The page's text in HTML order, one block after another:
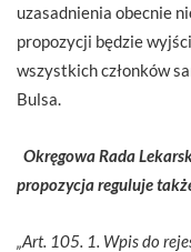
uzasadnienia obecnie
propozycji będzie
wszystkich członków
Bulsa.
Okręgowa Rada
propozycja reguluje
„Art. 105. 1. Wpis do